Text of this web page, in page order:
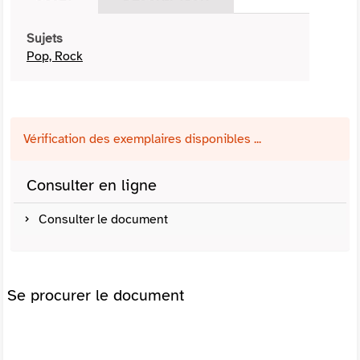
Sujets
Pop, Rock
Vérification des exemplaires disponibles ...
Consulter en ligne
Consulter le document
Se procurer le document